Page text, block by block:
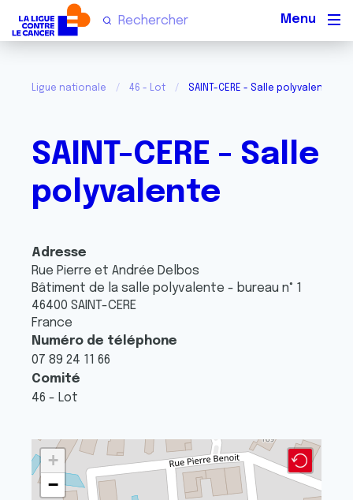
Ligue nationale 46 - Lot SAINT-CERE - Salle polyvalente
SAINT-CERE - Salle
polyvalente
Adresse
Rue Pierre et Andrée Delbos
Bâtiment de la salle polyvalente - bureau n° 1
46400 SAINT-CERE
France
Numéro de téléphone
07 89 24 11 66
Comité
46 - Lot
+
−